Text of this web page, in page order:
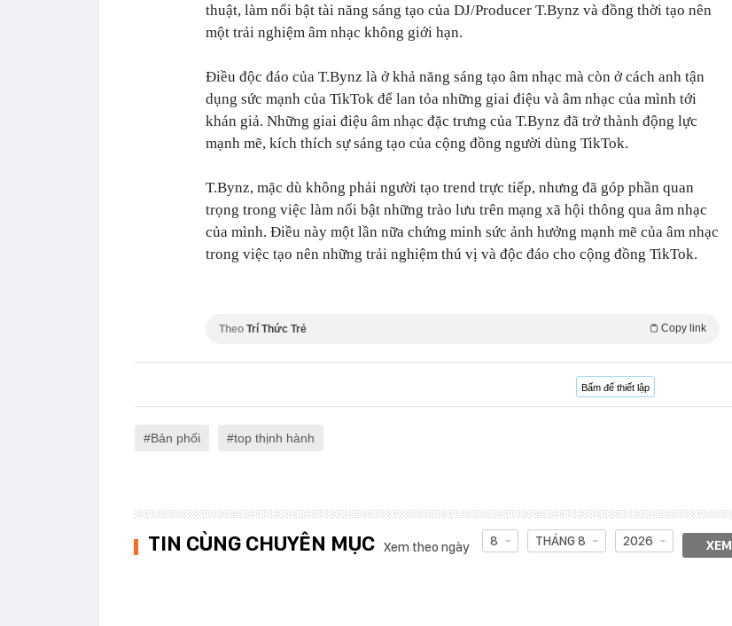
thuật, làm nổi bật tài năng sáng tạo của DJ/Producer T.Bynz và đồng thời tạo nên
một trải nghiệm âm nhạc không giới hạn.
Điều độc đáo của T.Bynz là ở khả năng sáng tạo âm nhạc mà còn ở cách anh tận
dụng sức mạnh của TikTok để lan tỏa những giai điệu và âm nhạc của mình tới
khán giả. Những giai điệu âm nhạc đặc trưng của T.Bynz đã trở thành động lực
mạnh mẽ, kích thích sự sáng tạo của cộng đồng người dùng TikTok.
T.Bynz, mặc dù không phải người tạo trend trực tiếp, nhưng đã góp phần quan
trọng trong việc làm nổi bật những trào lưu trên mạng xã hội thông qua âm nhạc
của mình. Điều này một lần nữa chứng minh sức ảnh hưởng mạnh mẽ của âm nhạc
trong việc tạo nên những trải nghiệm thú vị và độc đáo cho cộng đồng TikTok.
Theo Trí Thức Trẻ Copy link
Bấm để thiết lập
Bản phối top thịnh hành
TIN CÙNG CHUYÊN MỤC Xem theo ngày 8 THÁNG 8 2026 XEM